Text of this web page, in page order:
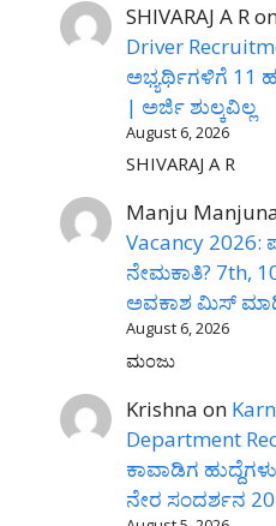
SHIVARAJ A R
Driver
ಅಭ್ಯರ್ಥಿಗಳಿಗೆ 11
| ಅರ್ಜಿ ಶುಲ್ಕವಿಲ್ಲ
August 6, 2026
SHIVARAJ A R
Manju
Vacancy 2026:
ನೇಮಕಾತಿ? 7th,
ಅವಕಾಶ ಮಿಸ್
August 6, 2026
ಮಂಜು
Krishna on
Department
ಕಾವಾಡಿಗ
ನೇರ ಸಂದರ್ಶನ